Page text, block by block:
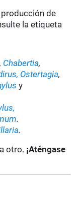
de
la etiqueta
, Chabertia,
Ostertagia,
y
.
.
otro. ¡Aténgase